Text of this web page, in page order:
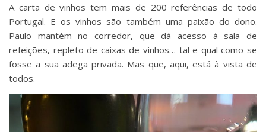
A carta de vinhos tem mais de 200 referências de todo
Portugal. E os vinhos são também uma paixão do dono.
Paulo mantém no corredor, que dá acesso à sala de
refeições, repleto de caixas de vinhos… tal e qual como se
fosse a sua adega privada. Mas que, aqui, está à vista de
todos.